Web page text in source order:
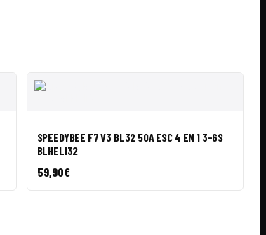
SPEEDYBEE F7 V3 BL32 50A ESC 4 EN 1 3-6S
BLHELI32
59,90€